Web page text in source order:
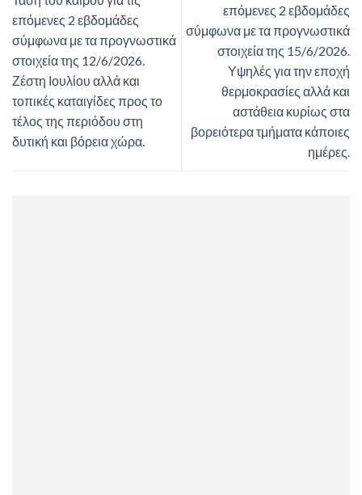
επόμενες 2 εβδομάδες
σύμφωνα με τα προγνωστικά
στοιχεία της 12/6/2026.
Ζέστη Ιουλίου αλλά και
τοπικές καταιγίδες προς το
τέλος της περιόδου στη
δυτική και βόρεια χώρα.
επόμενες 2 εβδομάδες
σύμφωνα με τα προγνωστικά
στοιχεία της 15/6/2026.
Υψηλές για την εποχή
θερμοκρασίες αλλά και
αστάθεια κυρίως στα
βορειότερα τμήματα κάποιες
ημέρες.